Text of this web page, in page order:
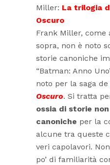
Miller: La trilogia
Oscuro
Frank Miller, come
sopra, non è noto
storie canoniche
“Batman: Anno
noto per la saga de
Oscuro. Si tratta
ossia di storie
canoniche per la
alcune tra queste
veri capolavori.
po’ di familiarità